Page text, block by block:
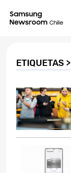
ETIQUETAS >